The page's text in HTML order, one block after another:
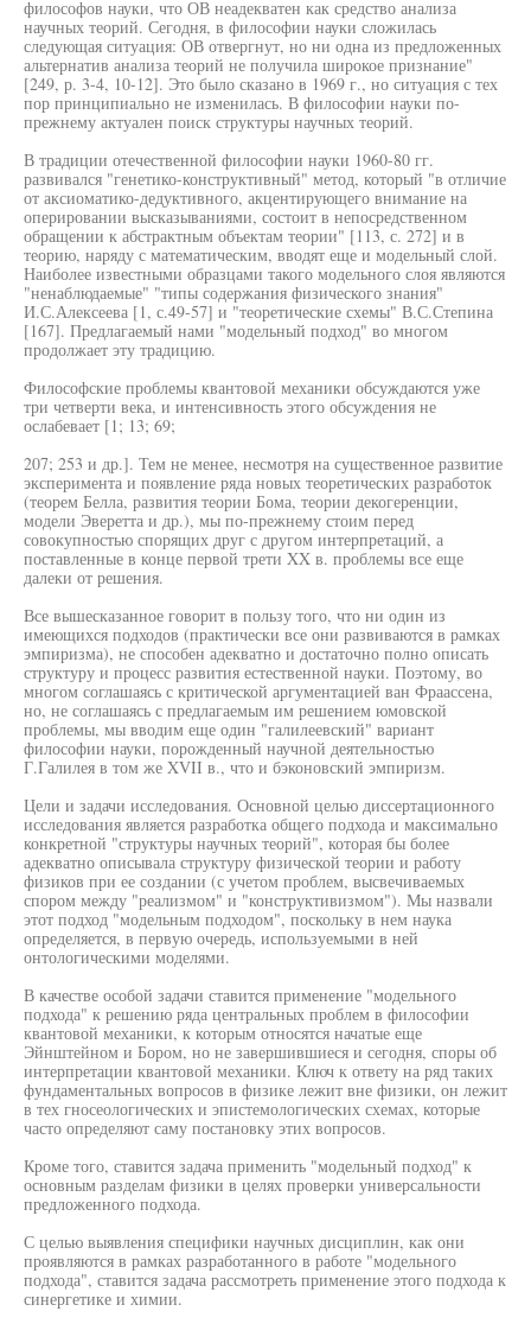
философов науки, что ОВ неадекватен как средство анализа
научных теорий. Сегодня, в философии науки сложилась
следующая ситуация: ОВ отвергнут, но ни одна из предложенных
альтернатив анализа теорий не получила широкое признание"
[249, р. 3-4, 10-12]. Это было сказано в 1969 г., но ситуация с тех
пор принципиально не изменилась. В философии науки по-
прежнему актуален поиск структуры научных теорий.
В традиции отечественной философии науки 1960-80 гг.
развивался "генетико-конструктивный" метод, который "в отличие
от аксиоматико-дедуктивного, акцентирующего внимание на
оперировании высказываниями, состоит в непосредственном
обращении к абстрактным объектам теории" [113, с. 272] и в
теорию, наряду с математическим, вводят еще и модельный слой.
Наиболее известными образцами такого модельного слоя являются
"ненаблюдаемые" "типы содержания физического знания"
И.С.Алексеева [1, с.49-57] и "теоретические схемы" В.С.Степина
[167]. Предлагаемый нами "модельный подход" во многом
продолжает эту традицию.
Философские проблемы квантовой механики обсуждаются уже
три четверти века, и интенсивность этого обсуждения не
ослабевает [1; 13; 69;
207; 253 и др.]. Тем не менее, несмотря на существенное развитие
эксперимента и появление ряда новых теоретических разработок
(теорем Белла, развития теории Бома, теории декогеренции,
модели Эверетта и др.), мы по-прежнему стоим перед
совокупностью спорящих друг с другом интерпретаций, а
поставленные в конце первой трети XX в. проблемы все еще
далеки от решения.
Все вышесказанное говорит в пользу того, что ни один из
имеющихся подходов (практически все они развиваются в рамках
эмпиризма), не способен адекватно и достаточно полно описать
структуру и процесс развития естественной науки. Поэтому, во
многом соглашаясь с критической аргументацией ван Фраассена,
но, не соглашаясь с предлагаемым им решением юмовской
проблемы, мы вводим еще один "галилеевский" вариант
философии науки, порожденный научной деятельностью
Г.Галилея в том же XVII в., что и бэконовский эмпиризм.
Цели и задачи исследования. Основной целью диссертационного
исследования является разработка общего подхода и максимально
конкретной "структуры научных теорий", которая бы более
адекватно описывала структуру физической теории и работу
физиков при ее создании (с учетом проблем, высвечиваемых
спором между "реализмом" и "конструктивизмом"). Мы назвали
этот подход "модельным подходом", поскольку в нем наука
определяется, в первую очередь, используемыми в ней
онтологическими моделями.
В качестве особой задачи ставится применение "модельного
подхода" к решению ряда центральных проблем в философии
квантовой механики, к которым относятся начатые еще
Эйнштейном и Бором, но не завершившиеся и сегодня, споры об
интерпретации квантовой механики. Ключ к ответу на ряд таких
фундаментальных вопросов в физике лежит вне физики, он лежит
в тех гносеологических и эпистемологических схемах, которые
часто определяют саму постановку этих вопросов.
Кроме того, ставится задача применить "модельный подход" к
основным разделам физики в целях проверки универсальности
предложенного подхода.
С целью выявления специфики научных дисциплин, как они
проявляются в рамках разработанного в работе "модельного
подхода", ставится задача рассмотреть применение этого подхода к
синергетике и химии.